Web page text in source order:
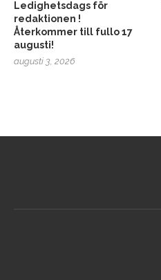
Ledighetsdags för
redaktionen !
Återkommer till fullo 17
augusti!
augusti 3, 2026